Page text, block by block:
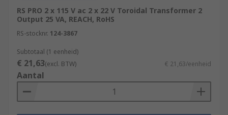
RS PRO 2 x 115 V ac 2 x 22 V Toroidal Transformer 2
Output 25 VA, REACH, RoHS
RS-stocknr. 124-3867
Subtotaal (1 eenheid)
€ 21,63(excl. BTW) € 21,63/eenheid
Aantal